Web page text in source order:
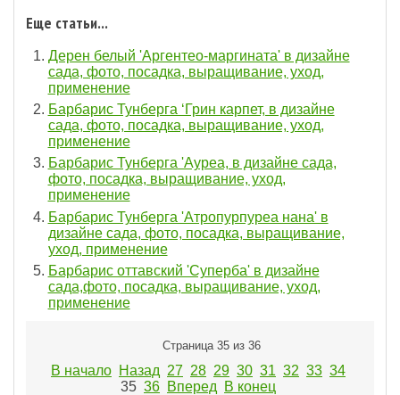
Еще статьи...
Дерен белый 'Аргентео-маргината' в дизайне
сада, фото, посадка, выращивание, уход,
применение
Барбарис Тунберга ‘Грин карпет, в дизайне
сада, фото, посадка, выращивание, уход,
применение
Барбарис Тунберга 'Ауреа, в дизайне сада,
фото, посадка, выращивание, уход,
применение
Барбарис Тунберга 'Атропурпуреа нана' в
дизайне сада, фото, посадка, выращивание,
уход, применение
Барбарис оттавский 'Суперба' в дизайне
сада,фото, посадка, выращивание, уход,
применение
Страница 35 из 36
В начало Назад 27 28 29 30 31 32 33 34
35 36 Вперед В конец